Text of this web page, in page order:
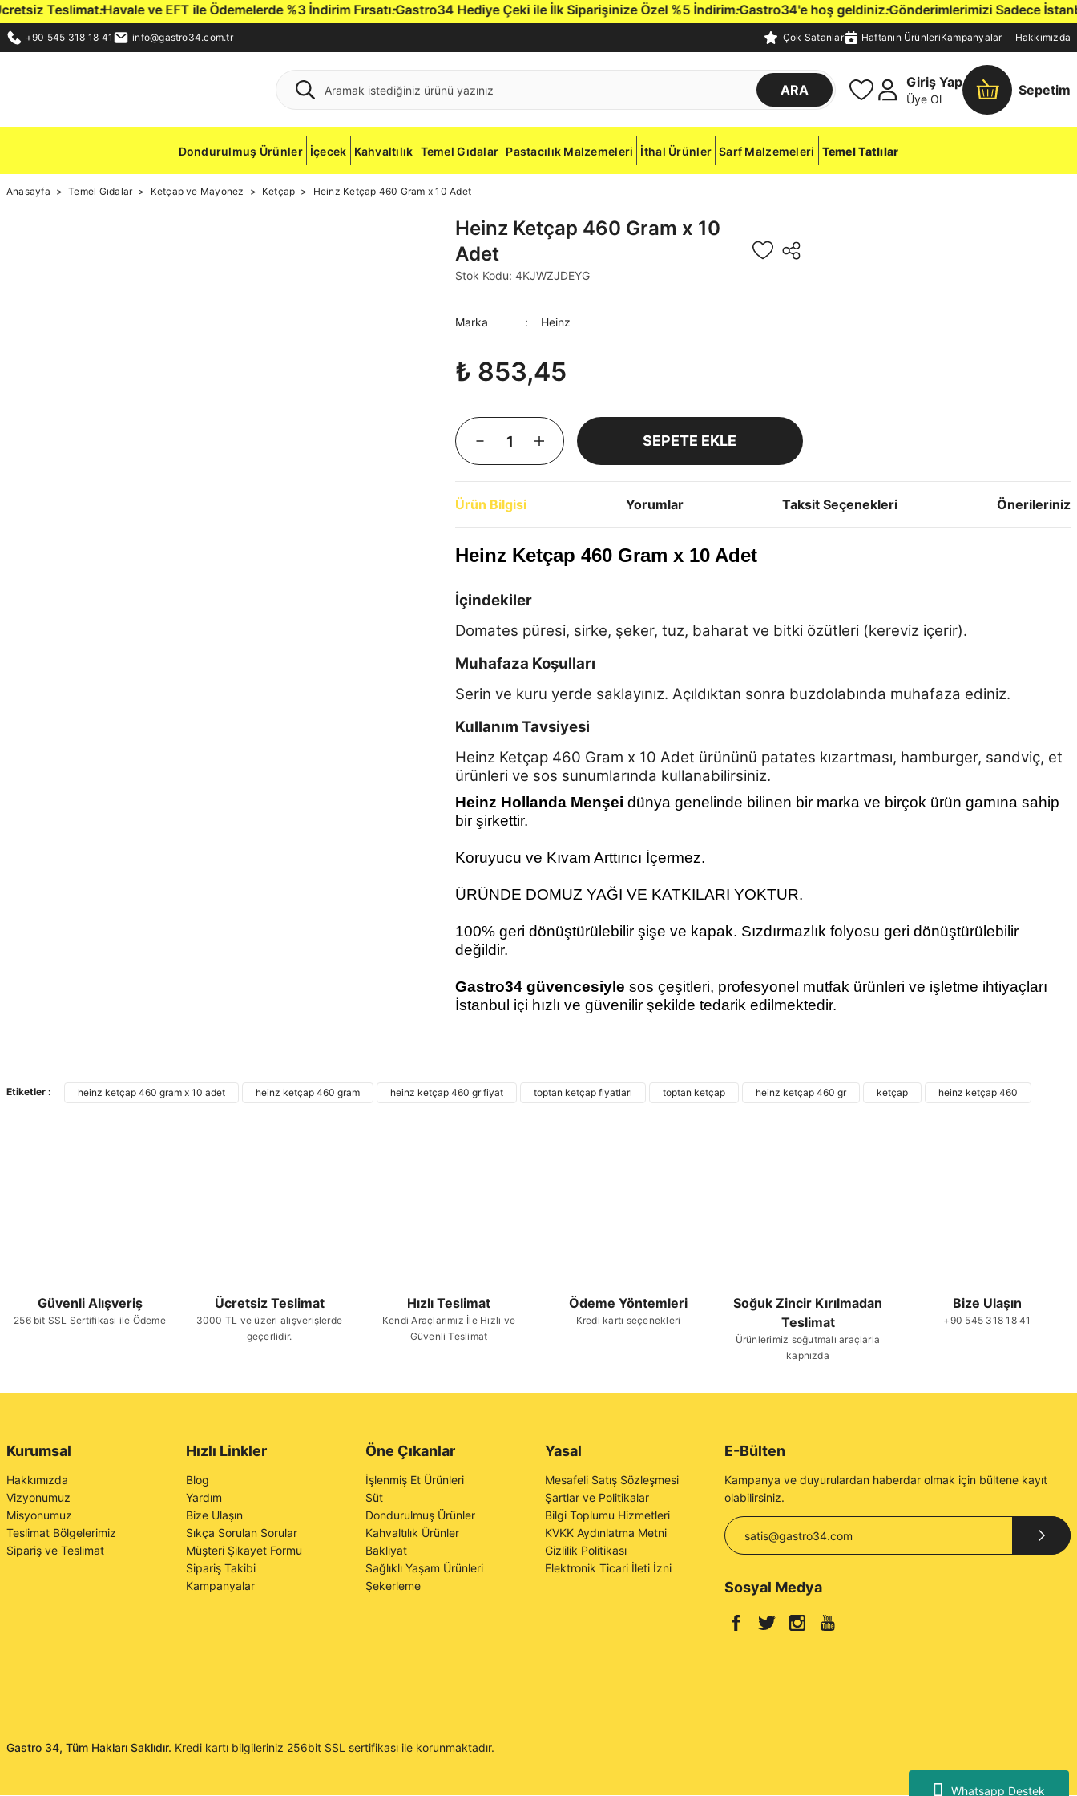
Whatsapp Destek
Havale ve EFT ile Ödemelerde %3 İndirim Fırsatı.Gastro34 Hediye Çeki ile İlk Siparişinize Özel %5 İndirim.Gastro34'e hoş geldiniz.Gönderimlerimizi Sadece İstanbul İçine,
+90 545 318 18 41 info@gastro34.com.tr Çok Satanlar Haftanın ÜrünleriKampanyalar Hakkımızda
ARA
Giriş Yap
Üye Ol
Sepetim
Dondurulmuş Ürünler İçecek Kahvaltılık Temel Gıdalar Pastacılık Malzemeleri İthal Ürünler Sarf Malzemeleri Temel Tatlılar
Anasayfa Temel Gıdalar Ketçap ve Mayonez Ketçap Heinz Ketçap 460 Gram x 10 Adet
Heinz Ketçap 460 Gram x 10
Adet
Stok Kodu: 4KJWZJDEYG
Marka Heinz
₺ 853,45
SEPETE EKLE
Ürün Bilgisi Yorumlar Taksit Seçenekleri Önerileriniz
Heinz Ketçap 460 Gram x 10 Adet
İçindekiler
Domates püresi, sirke, şeker, tuz, baharat ve bitki özütleri (kereviz içerir).
Muhafaza Koşulları
Serin ve kuru yerde saklayınız. Açıldıktan sonra buzdolabında muhafaza ediniz.
Kullanım Tavsiyesi
Heinz Ketçap 460 Gram x 10 Adet ürününü patates kızartması, hamburger, sandviç, et
ürünleri ve sos sunumlarında kullanabilirsiniz.
Heinz Hollanda Menşei dünya genelinde bilinen bir marka ve birçok ürün gamına sahip
bir şirkettir.
Koruyucu ve Kıvam Arttırıcı İçermez.
ÜRÜNDE DOMUZ YAĞI VE KATKILARI YOKTUR.
100% geri dönüştürülebilir şişe ve kapak. Sızdırmazlık folyosu geri dönüştürülebilir
değildir.
Gastro34 güvencesiyle sos çeşitleri, profesyonel mutfak ürünleri ve işletme ihtiyaçları
İstanbul içi hızlı ve güvenilir şekilde tedarik edilmektedir.
Ürün bilgilerinde hatalar bulunuyor.
Gönder
Etiketler : heinz ketçap 460 gram x 10 adet heinz ketçap 460 gram heinz ketçap 460 gr fiyat toptan ketçap fiyatları toptan ketçap heinz ketçap 460 gr ketçap heinz ketçap 460
Güvenli Alışveriş
256 bit SSL Sertifikası ile Ödeme
Ücretsiz Teslimat
3000 TL ve üzeri alışverişlerde
geçerlidir.
Hızlı Teslimat
Kendi Araçlarımız İle Hızlı ve
Güvenli Teslimat
Ödeme Yöntemleri
Kredi kartı seçenekleri
Soğuk Zincir Kırılmadan
Teslimat
Ürünlerimiz soğutmalı araçlarla
kapnızda
Bize Ulaşın
+90 545 318 18 41
Kurumsal
Hakkımızda
Vizyonumuz
Misyonumuz
Teslimat Bölgelerimiz
Sipariş ve Teslimat
Hızlı Linkler
Blog
Yardım
Bize Ulaşın
Sıkça Sorulan Sorular
Müşteri Şikayet Formu
Sipariş Takibi
Kampanyalar
Öne Çıkanlar
İşlenmiş Et Ürünleri
Süt
Dondurulmuş Ürünler
Kahvaltılık Ürünler
Bakliyat
Sağlıklı Yaşam Ürünleri
Şekerleme
Yasal
Mesafeli Satış Sözleşmesi
Şartlar ve Politikalar
Bilgi Toplumu Hizmetleri
KVKK Aydınlatma Metni
Gizlilik Politikası
Elektronik Ticari İleti İzni
E-Bülten
Kampanya ve duyurulardan haberdar olmak için bültene kayıt
olabilirsiniz.
Sosyal Medya
Gastro 34, Tüm Hakları Saklıdır. Kredi kartı bilgileriniz 256bit SSL sertifikası ile korunmaktadır.